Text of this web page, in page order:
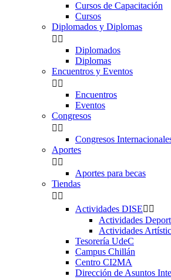
Cursos de Capacitación
Cursos
Diplomados y Diplomas
 
Diplomados
Diplomas
Encuentros y Eventos
 
Encuentros
Eventos
Congresos
 
Congresos
Aportes
 
Aportes para becas
Tiendas
 
Actividades DISE 
Actividades
Actividades
Tesorería UdeC
Campus Chillán
Centro CI2MA
Dirección de Asuntos